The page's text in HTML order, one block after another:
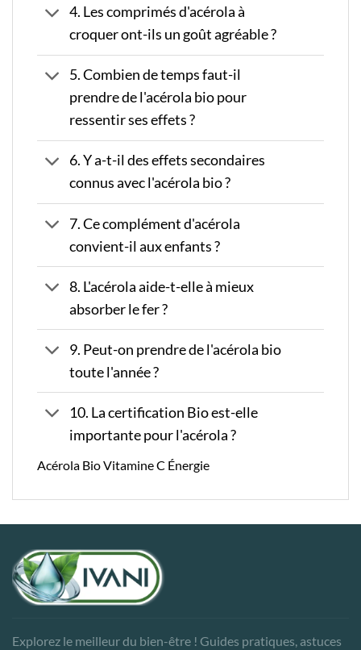
4. Les comprimés d'acérola à
croquer ont-ils un goût agréable ?
5. Combien de temps faut-il
prendre de l'acérola bio pour
ressentir ses effets ?
6. Y a-t-il des effets secondaires
connus avec l'acérola bio ?
7. Ce complément d'acérola
convient-il aux enfants ?
8. L'acérola aide-t-elle à mieux
absorber le fer ?
9. Peut-on prendre de l'acérola bio
toute l'année ?
10. La certification Bio est-elle
importante pour l'acérola ?
Acérola Bio Vitamine C Énergie
Explorez le meilleur du bien-être ! Guides pratiques, astuces